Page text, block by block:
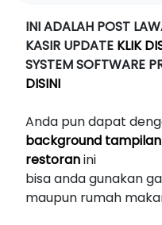
INI ADALAH POST
KASIR UPDATE KLIK
SYSTEM SOFTWARE
DISINI
Anda pun dapat
background
restoranini
bisa anda gunakan
maupun rumah